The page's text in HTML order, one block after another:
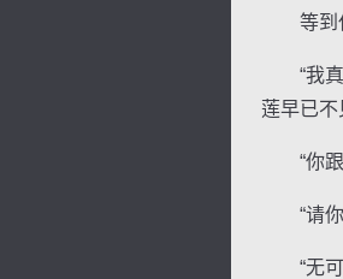
等到任
“我真
莲早已
“你跟
“请你
“无可